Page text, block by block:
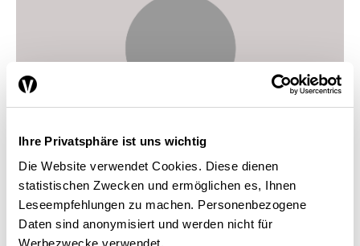
Ihre Privatsphäre ist uns wichtig
Die Website verwendet Cookies. Diese dienen
statistischen Zwecken und ermöglichen es, Ihnen
Leseempfehlungen zu machen. Personenbezogene
Daten sind anonymisiert und werden nicht für
Werbezwecke verwendet.
Daniel Kuenstle